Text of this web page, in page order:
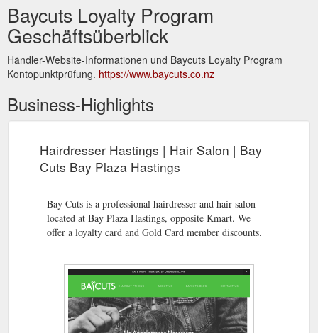
Baycuts Loyalty Program
Geschäftsüberblick
Händler-Website-Informationen und Baycuts Loyalty Program
Kontopunktprüfung. https://www.baycuts.co.nz
Business-Highlights
Hairdresser Hastings | Hair Salon | Bay
Cuts Bay Plaza Hastings
Bay Cuts is a professional hairdresser and hair salon
located at Bay Plaza Hastings, opposite Kmart. We
offer a loyalty card and Gold Card member discounts.